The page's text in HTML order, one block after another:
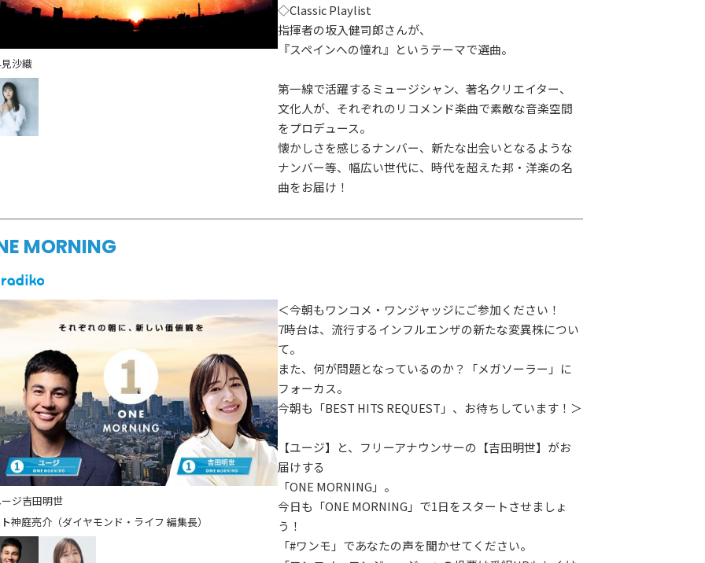
沙織
◇Classic Playlist
指揮者の坂入健司郎さんが、
『スペインへの憧れ』というテーマで選曲。
第一線で活躍するミュージシャン、著名クリエイター、
文化人が、それぞれのリコメンド楽曲で素敵な音楽空間
をプロデュース。
懐かしさを感じるナンバー、新たな出会いとなるような
ナンバー等、幅広い世代に、時代を超えた邦・洋楽の名
曲をお届け！
MORNING
ジ吉田明世
神庭亮介（ダイヤモンド・ライフ 編集長）
＜今朝もワンコメ・ワンジャッジにご参加ください！
7時台は、流行するインフルエンザの新たな変異株につい
て。
また、何が問題となっているのか？「メガソーラー」に
フォーカス。
今朝も「BEST HITS REQUEST」、お待ちしています！＞
【ユージ】と、フリーアナウンサーの【吉田明世】がお
届けする
「ONE MORNING」。
今日も「ONE MORNING」で1日をスタートさせましょ
う！
「#ワンモ」であなたの声を聞かせてください。